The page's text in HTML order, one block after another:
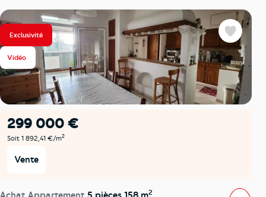
Exclusivité
Vidéo
299 000 €
Soit 1 892,41 €/m2
Vente
2
Favoris